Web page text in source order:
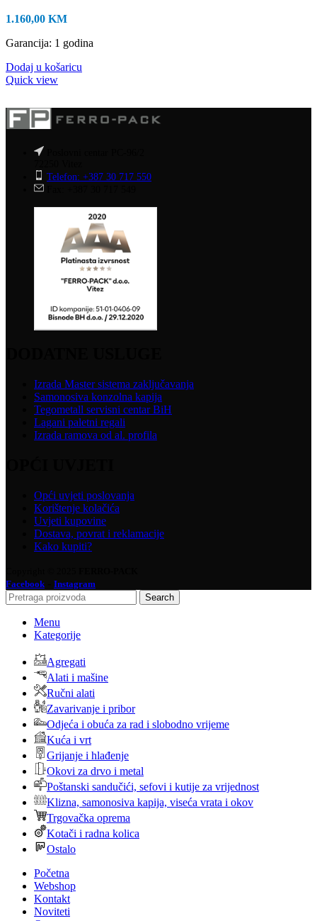
1.160,00 KM
Garancija: 1 godina
Dodaj u košaricu
Quick view
Telefon: +387 30 717 550
Izrada Master sistema zaključavanja
Samonosiva konzolna kapija
Tegometall servisni centar BiH
Lagani paletni regali
Izrada ramova od al. profila
Opći uvjeti poslovanja
Korištenje kolačića
Uvjeti kupovine
Dostava, povrat i reklamacije
Kako kupiti?
Facebook
Instagram
Search
Menu
Kategorije
Agregati
Alati i mašine
Ručni alati
Zavarivanje i pribor
Odjeća i obuća za rad i slobodno vrijeme
Kuća i vrt
Grijanje i hlađenje
Okovi za drvo i metal
Poštanski sandučići, sefovi i kutije za vrijednost
Klizna, samonosiva kapija, viseća vrata i okov
Trgovačka oprema
Kotači i radna kolica
Ostalo
Početna
Webshop
Kontakt
Noviteti